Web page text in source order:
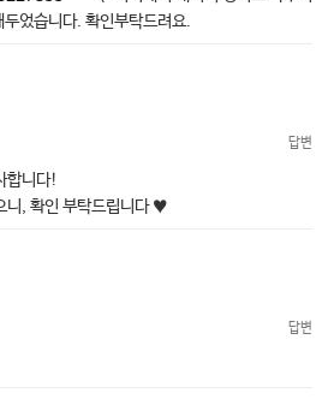
었습니다. 확인부탁드려요.
답변
합니다!
니, 확인 부탁드립니다 ♥
답변